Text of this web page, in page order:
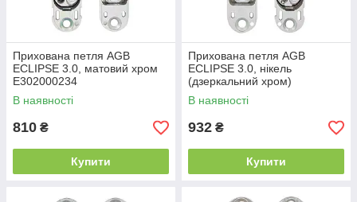
Прихована петля AGB
ECLIPSE 3.0, матовий хром
E302000234
В наявності
810 ₴
Купити
Прихована петля AGB
ECLIPSE 3.0, нікель
(дзеркальний хром)
E302000206
В наявності
932 ₴
Купити